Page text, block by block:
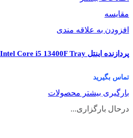
مقایسه
افزودن به علاقه مندی
پردازنده اینتل Intel Core i5 13400F Tray
تماس بگیرید
بارگیری بیشتر محصولات
درحال بارگزاری...